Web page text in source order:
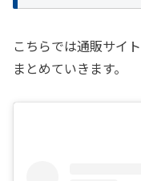
こちらでは通販サイ
まとめていきます。